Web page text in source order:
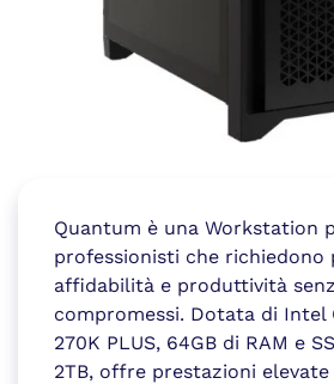
Quantum è una Workstation
professionisti che richiedono
affidabilità e produttività
compromessi. Dotata di Intel
270K PLUS, 64GB di RAM e
2TB, offre prestazioni